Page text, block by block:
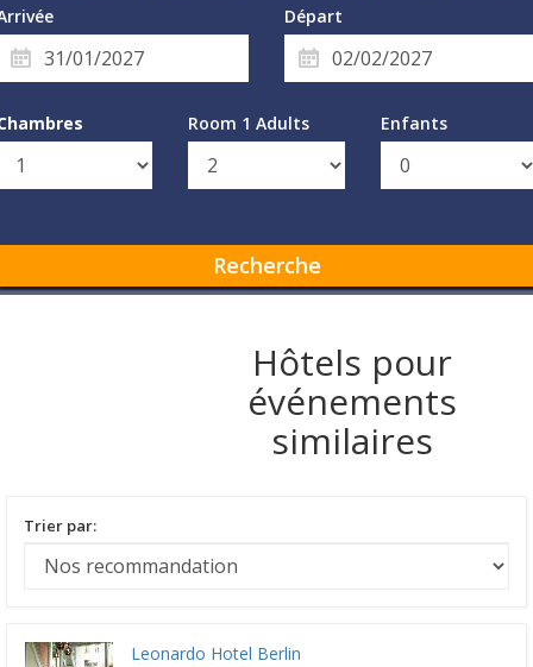
Départ
Room 1 Adults Enfants
Recherche
Hôtels pour
événements
similaires
Trier par:
Leonardo Hotel Berlin